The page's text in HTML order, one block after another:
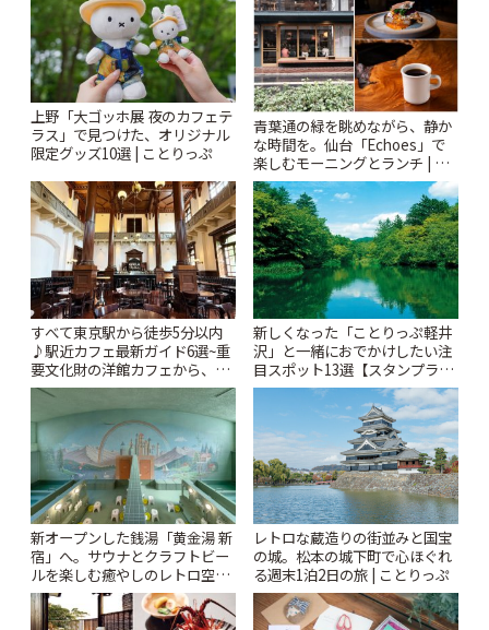
上野「大ゴッホ展 夜のカフェテ
ラス」で見つけた、オリジナル
限定グッズ10選 | ことりっぷ
青葉通の緑を眺めながら、静か
な時間を。仙台「Echoes」で
楽しむモーニングとランチ | こ
とりっぷ
すべて東京駅から徒歩5分以内
♪駅近カフェ最新ガイド6選~重
要文化財の洋館カフェから、改
札すぐのレトロ喫茶まで~ | こと
新しくなった「ことりっぷ軽井
沢」と一緒におでかけしたい注
目スポット13選【スタンプラリ
ー開催中】 | ことりっぷ
新オープンした銭湯「黄金湯 新
宿」へ。サウナとクラフトビー
ルを楽しむ癒やしのレトロ空間
| ことりっぷ
レトロな蔵造りの街並みと国宝
の城。松本の城下町で心ほぐれ
る週末1泊2日の旅 | ことりっぷ